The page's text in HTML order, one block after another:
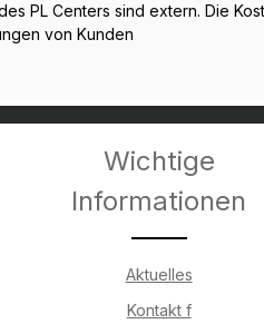
PL Centers sind extern. Die
von Kunden
Wichtige
Informationen
Aktuelles
Kontakt f